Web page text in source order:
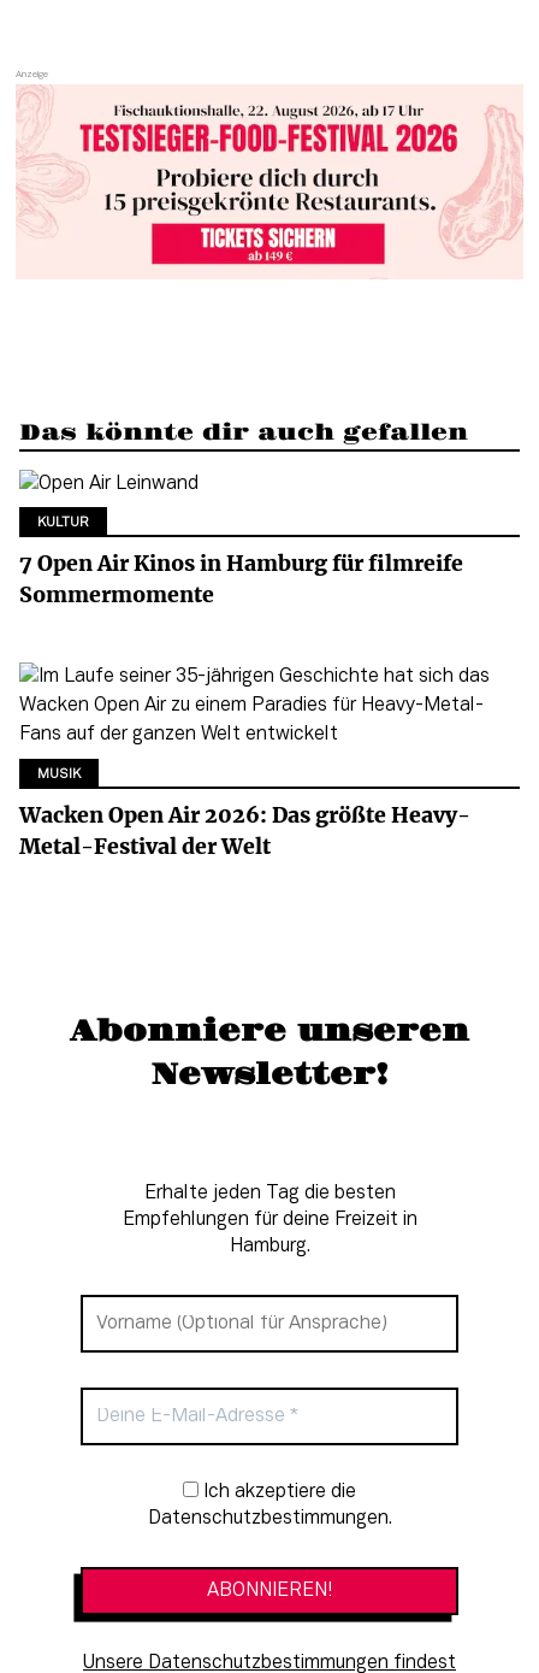
Das könnte dir auch gefallen
KULTUR
7 Open Air Kinos in Hamburg für filmreife
Sommermomente
MUSIK
Wacken Open Air 2026: Das größte Heavy-
Metal-Festival der Welt
Abonniere unseren
Newsletter!
Erhalte jeden Tag die besten
Empfehlungen für deine Freizeit in
Hamburg.
Newsletter-Anmeldung
Datenschutzbestimmungen.
Unsere Datenschutzbestimmungen findest